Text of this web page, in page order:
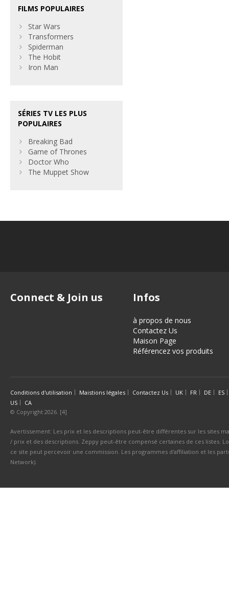
FILMS POPULAIRES
Star Wars
Transformers
Spiderman
The Hobit
Iron Man
SÉRIES TV LES PLUS
POPULAIRES
Breaking Bad
Game of Thrones
Doctor Who
The Muppet Show
Connect & Join us Infos
à propos de nous
Contactez Us
Maison Page
Référencez vos produits
Conditions d'utilisation Maistions légales Contactez Us UK FR DE
ES
US
CA
© Copyright 2026. [4]
Avertissement: Les prix et les descriptions peut-être différentes sur les sites
/ prix et des descriptions. Zeppy peut-être compensé certaines de ces listes.
ce site peut percevoir une commission. Les programmes d'affiliation et les
Network).